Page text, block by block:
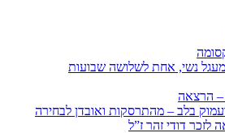
נשי, אחת לשלושה שבועות
– הרצאה
בלב – מהתרסקות ואובדן לבחירה
דודי זהר ז”ל